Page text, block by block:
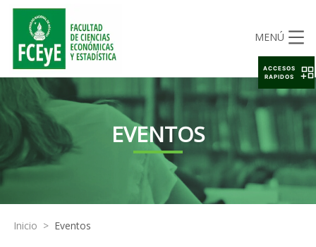
MENÚ
EVENTOS
Inicio > Eventos
ACCESOS
RAPIDOS